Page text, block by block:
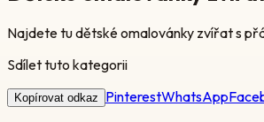
Najdete tu dětské omalovánky zvířat s
Sdílet tuto kategorii
Kopírovat odkaz PinterestWhatsApp